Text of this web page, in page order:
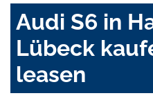
Audi S6 in
Lübeck
leasen